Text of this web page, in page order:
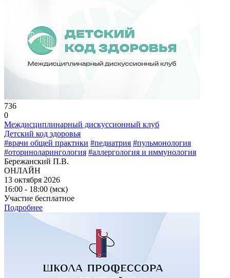
736
0
Междисциплинарный дискуссионный клуб
Детский код здоровья
#врачи общей практики #педиатрия #пульмонология
#оториноларингология #аллергология и иммунология
Бережанский П.В.
ОНЛАЙН
13 октября 2026
16:00 - 18:00 (мск)
Участие бесплатное
Подробнее